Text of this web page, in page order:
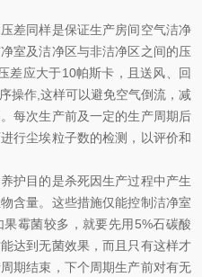
差同样是保证生产房间空气洁净
室及洁净区与非洁净区之间的压
差应大于10帕斯卡，且送风、回
操作,这样可以避免空气倒流，减
每次生产前及一定的生产周期后
行尘埃粒子数的检测，以评价和
护目的是杀死因生产过程中产生
含量。这些措施仅能控制洁净室
霉菌较多，就要先用5%石碳酸
达到无菌效果，而且只有这样才
期结束，下个周期生产前对有无